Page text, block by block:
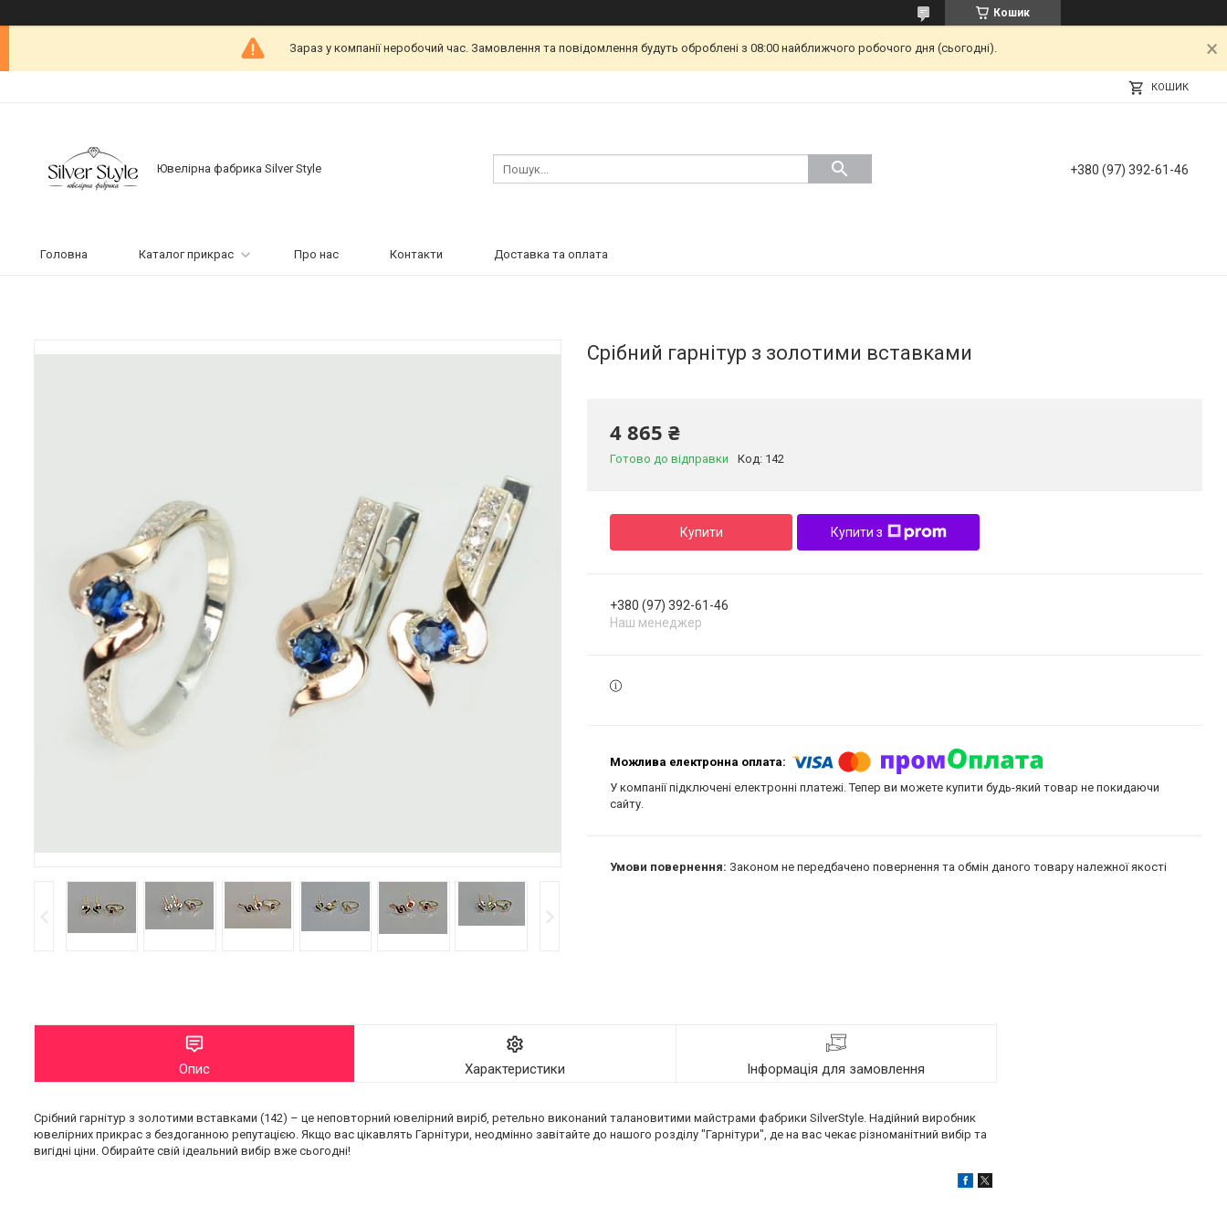
Кошик
Зараз у компанії неробочий час. Замовлення та повідомлення будуть оброблені з 08:00 найближчого робочого дня (сьогодні).
КОШИК
Ювелірна фабрика Silver Style +380 (97) 392-61-46
Головна Каталог прикрас Про нас Контакти Доставка та оплата
Срібний гарнітур з золотими вставками
4 865 ₴
Готово до відправки Код: 142
Купити Купити з
+380 (97) 392-61-46
Наш менеджер
У компанії підключені електронні платежі. Тепер ви можете купити будь-який товар не покидаючи
сайту.
Законом не передбачено повернення та обмін даного товару належної якості
Опис Характеристики Інформація для замовлення
Срібний гарнітур з золотими вставками (142) – це неповторний ювелірний виріб, ретельно виконаний талановитими майстрами фабрики SilverStyle. Надійний виробник
ювелірних прикрас з бездоганною репутацією. Якщо вас цікавлять Гарнітури, неодмінно завітайте до нашого розділу "Гарнітури", де на вас чекає різноманітний вибір та
вигідні ціни. Обирайте свій ідеальний вибір вже сьогодні!